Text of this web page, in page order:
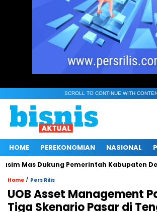
SCROLL TO CONTINUE WITH
HOME PEREKONOMIAN NASIONAL
Mas Dukung Pemerintah Kabupaten Deli
Home / Pers Rilis
UOB Asset Management
Tiga Skenario Pasar di